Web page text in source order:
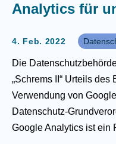
Analytics für
4. Feb. 2022
Die
„Schrems II“ Urteils
Verwendung von
Datenschutz-
Google Analytics ist ein